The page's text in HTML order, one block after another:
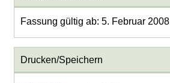
Fassung gültig ab: 5. Februar 2008
Drucken/Speichern